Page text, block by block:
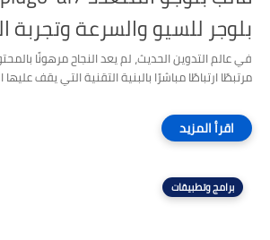
بلوجر للسيو والسرعة
في عالم التدوين الحديث، لم يعد النجاح مرهونًا
مرتبطًا ارتباطًا مباشرًا بالبنية التقنية التي يقف
برامج وتطبيقات